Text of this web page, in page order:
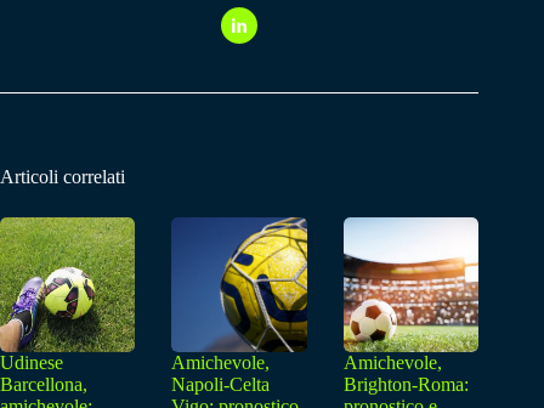
Articoli correlati
Udinese
Barcellona,
Amichevole,
Napoli-Celta
Amichevole,
Brighton-Roma: